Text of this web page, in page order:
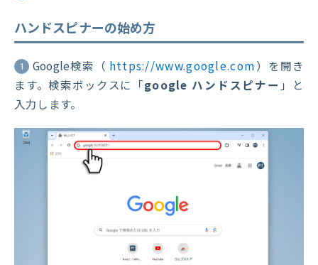
ハンドスピナーの始め方
1 Google検索（ https://www.google.com）を開き
ます。検索ボックスに「google ハンドスピナー 」と
入力します。